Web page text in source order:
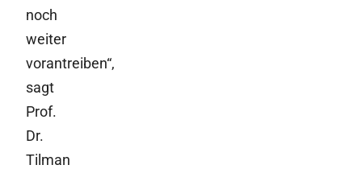
noch
weiter
vorantreiben“,
sagt
Prof.
Dr.
Tilman